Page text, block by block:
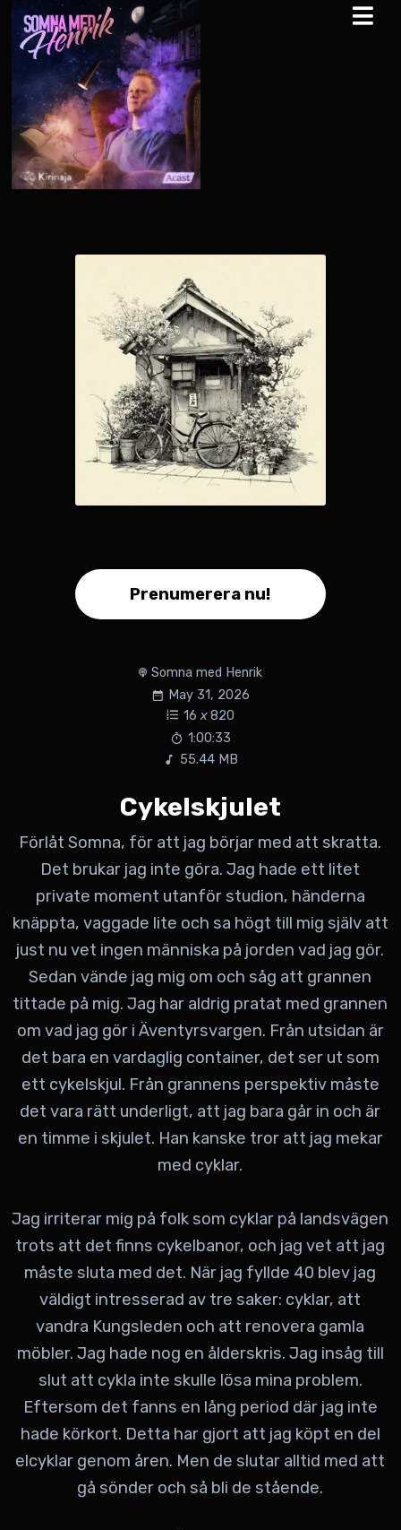
Prenumerera nu!
Somna med Henrik
May 31, 2026
16 x820
1:00:33
55.44 MB
Cykelskjulet
Förlåt Somna, för att jag börjar med att skratta.
Det brukar jag inte göra. Jag hade ett litet
private moment utanför studion, händerna
knäppta, vaggade lite och sa högt till mig själv att
just nu vet ingen människa på jorden vad jag gör.
Sedan vände jag mig om och såg att grannen
tittade på mig. Jag har aldrig pratat med grannen
om vad jag gör i Äventyrsvargen. Från utsidan är
det bara en vardaglig container, det ser ut som
ett cykelskjul. Från grannens perspektiv måste
det vara rätt underligt, att jag bara går in och är
en timme i skjulet. Han kanske tror att jag mekar
med cyklar.
Jag irriterar mig på folk som cyklar på landsvägen
trots att det finns cykelbanor, och jag vet att jag
måste sluta med det. När jag fyllde 40 blev jag
väldigt intresserad av tre saker: cyklar, att
vandra Kungsleden och att renovera gamla
möbler. Jag hade nog en ålderskris. Jag insåg till
slut att cykla inte skulle lösa mina problem.
Eftersom det fanns en lång period där jag inte
hade körkort. Detta har gjort att jag köpt en del
elcyklar genom åren. Men de slutar alltid med att
gå sönder och så bli de stående.